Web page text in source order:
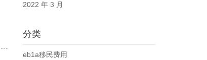
2022 年 3 月
分类
eb1a移民费用